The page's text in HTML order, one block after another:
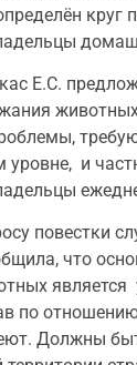
круг
Е.С.
уровне, и
повестки
что
по
Должны